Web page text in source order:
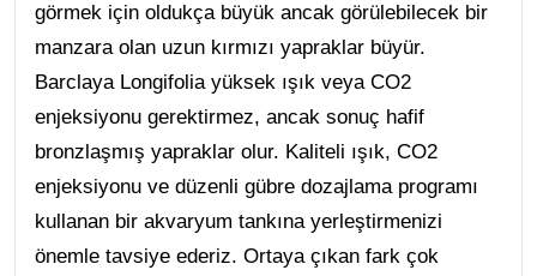
görmek için oldukça büyük ancak görülebilecek bir
manzara olan uzun kırmızı yapraklar büyür.
Barclaya Longifolia yüksek ışık veya CO2
enjeksiyonu gerektirmez, ancak sonuç hafif
bronzlaşmış yapraklar olur. Kaliteli ışık, CO2
enjeksiyonu ve düzenli gübre dozajlama programı
kullanan bir akvaryum tankına yerleştirmenizi
önemle tavsiye ederiz. Ortaya çıkan fark çok